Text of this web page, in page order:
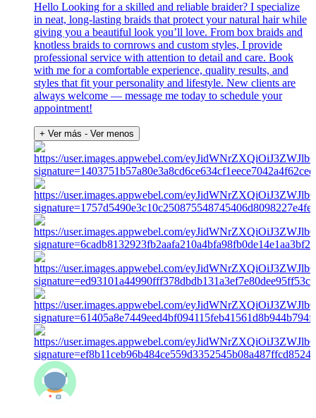
Hello Looking for a skilled and reliable braider? I specialize
in neat, long-lasting braids that protect your natural hair while
giving you a beautiful look you’ll love. From box braids and
knotless braids to cornrows and custom styles, I provide
professional service with attention to detail and care. Book
with me for a comfortable experience, quality results, and
styles that fit your personality and lifestyle. New clients are
always welcome — message me today to schedule your
appointment!
+ Ver más - Ver menos